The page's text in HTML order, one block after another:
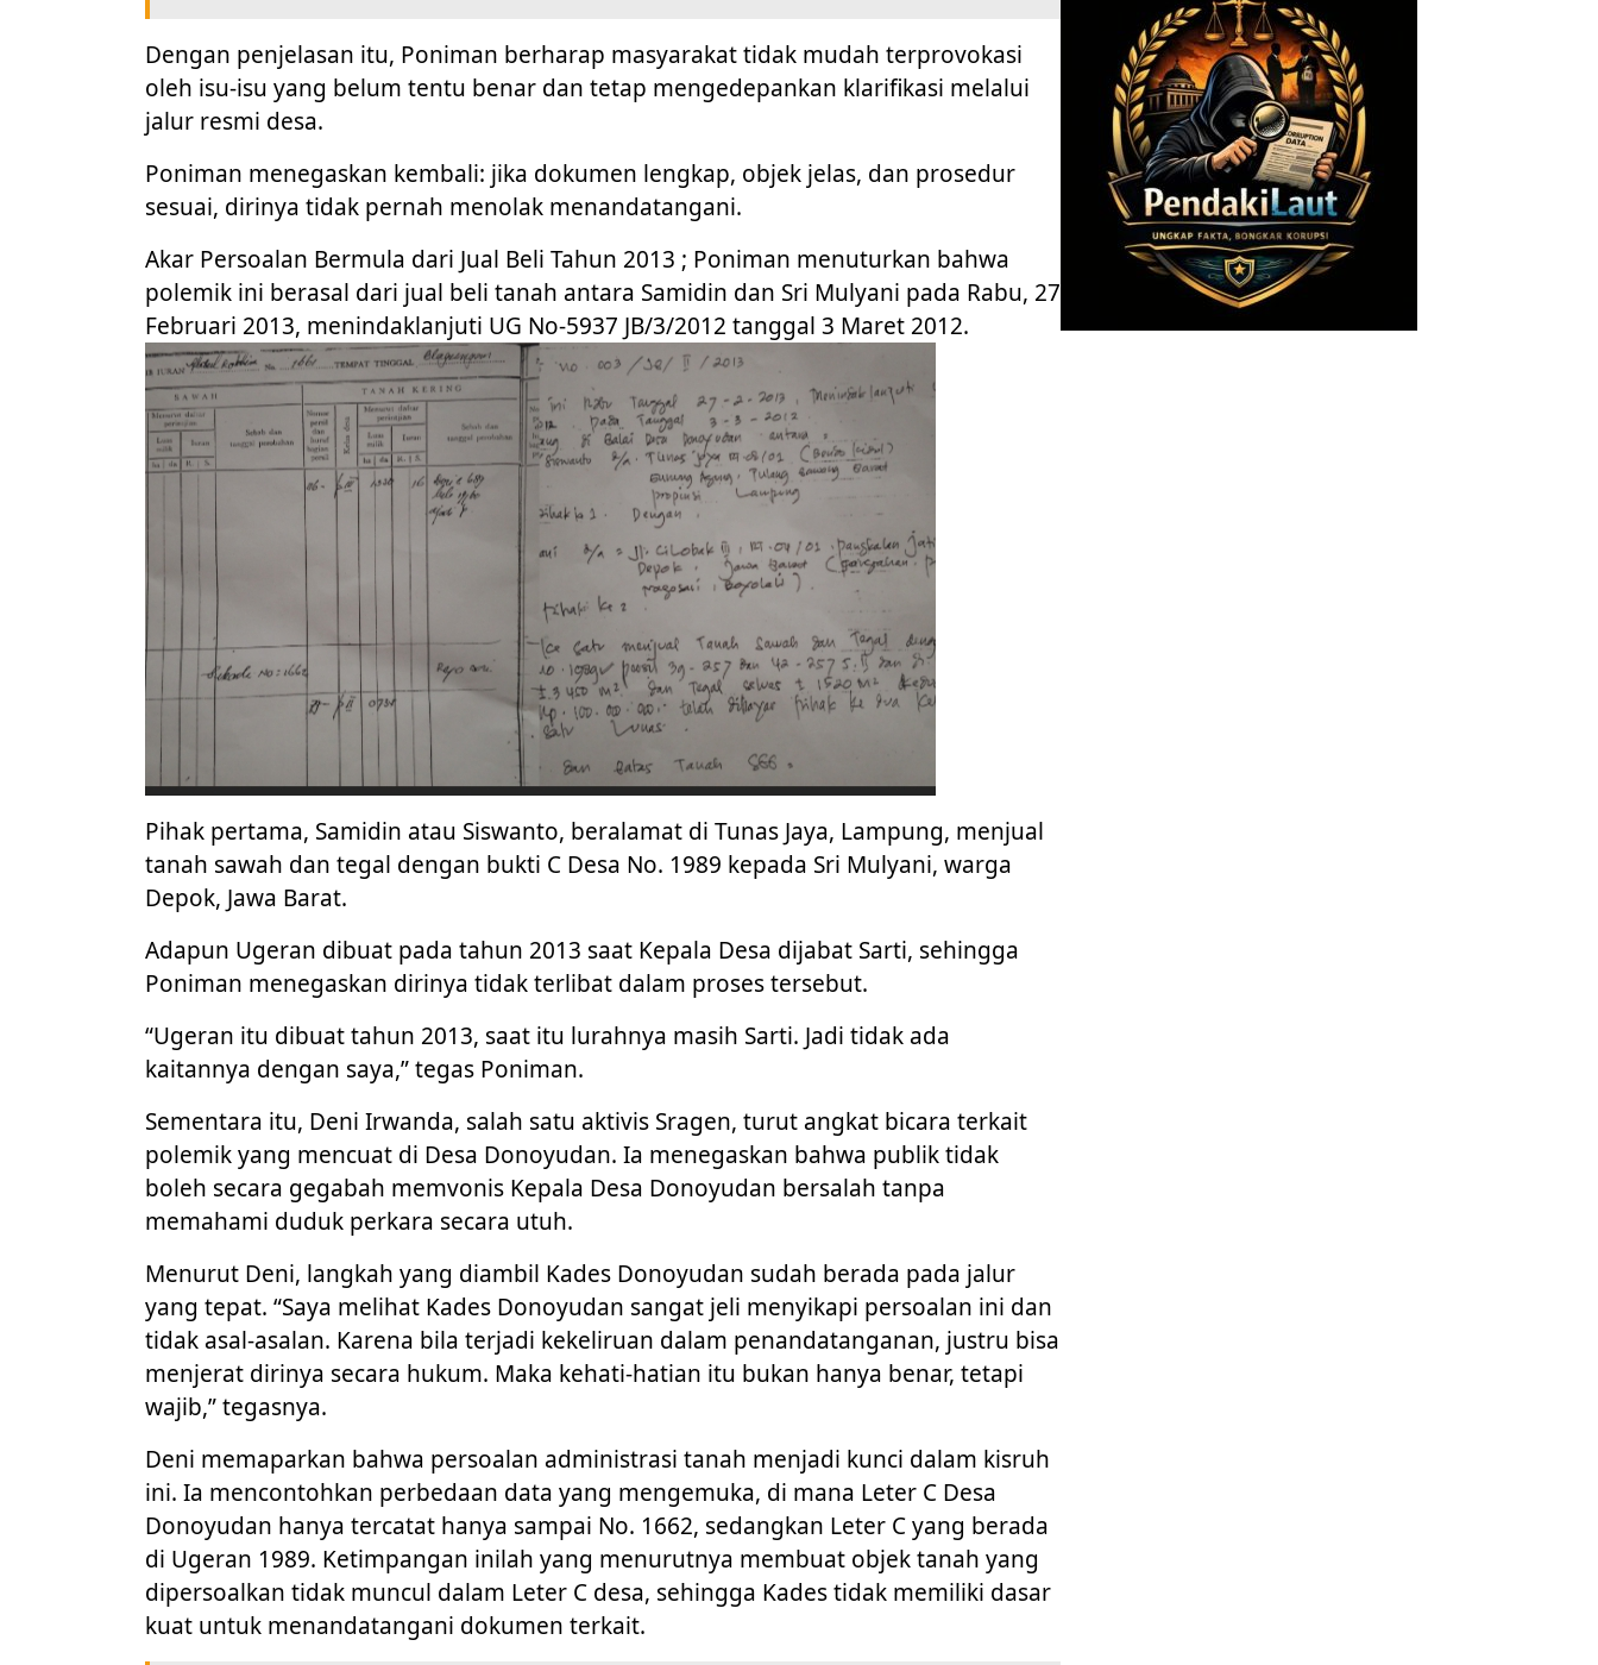
Dengan penjelasan itu, Poniman berharap masyarakat tidak mudah terprovokasi
oleh isu-isu yang belum tentu benar dan tetap mengedepankan klarifikasi melalui
jalur resmi desa.
Poniman menegaskan kembali: jika dokumen lengkap, objek jelas, dan prosedur
sesuai, dirinya tidak pernah menolak menandatangani.
Akar Persoalan Bermula dari Jual Beli Tahun 2013 ; Poniman menuturkan bahwa
polemik ini berasal dari jual beli tanah antara Samidin dan Sri Mulyani pada Rabu, 27
Februari 2013, menindaklanjuti UG No-5937 JB/3/2012 tanggal 3 Maret 2012.
Pihak pertama, Samidin atau Siswanto, beralamat di Tunas Jaya, Lampung, menjual
tanah sawah dan tegal dengan bukti C Desa No. 1989 kepada Sri Mulyani, warga
Depok, Jawa Barat.
Adapun Ugeran dibuat pada tahun 2013 saat Kepala Desa dijabat Sarti, sehingga
Poniman menegaskan dirinya tidak terlibat dalam proses tersebut.
“Ugeran itu dibuat tahun 2013, saat itu lurahnya masih Sarti. Jadi tidak ada
kaitannya dengan saya,” tegas Poniman.
Sementara itu, Deni Irwanda, salah satu aktivis Sragen, turut angkat bicara terkait
polemik yang mencuat di Desa Donoyudan. Ia menegaskan bahwa publik tidak
boleh secara gegabah memvonis Kepala Desa Donoyudan bersalah tanpa
memahami duduk perkara secara utuh.
Menurut Deni, langkah yang diambil Kades Donoyudan sudah berada pada jalur
yang tepat. “Saya melihat Kades Donoyudan sangat jeli menyikapi persoalan ini dan
tidak asal-asalan. Karena bila terjadi kekeliruan dalam penandatanganan, justru bisa
menjerat dirinya secara hukum. Maka kehati-hatian itu bukan hanya benar, tetapi
wajib,” tegasnya.
Deni memaparkan bahwa persoalan administrasi tanah menjadi kunci dalam kisruh
ini. Ia mencontohkan perbedaan data yang mengemuka, di mana Leter C Desa
Donoyudan hanya tercatat hanya sampai No. 1662, sedangkan Leter C yang berada
di Ugeran 1989. Ketimpangan inilah yang menurutnya membuat objek tanah yang
dipersoalkan tidak muncul dalam Leter C desa, sehingga Kades tidak memiliki dasar
kuat untuk menandatangani dokumen terkait.